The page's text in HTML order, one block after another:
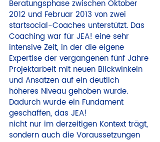
Beratungsphase zwischen Oktober
2012 und Februar 2013 von zwei
startsocial-Coaches unterstützt. Das
Coaching war für JEA! eine sehr
intensive Zeit, in der die eigene
Expertise der vergangenen fünf Jahre
Projektarbeit mit neuen Blickwinkeln
und Ansätzen auf ein deutlich
höheres Niveau gehoben wurde.
Dadurch wurde ein Fundament
geschaffen, das JEA!
nicht nur im derzeitigen Kontext trägt,
sondern auch die Voraussetzungen